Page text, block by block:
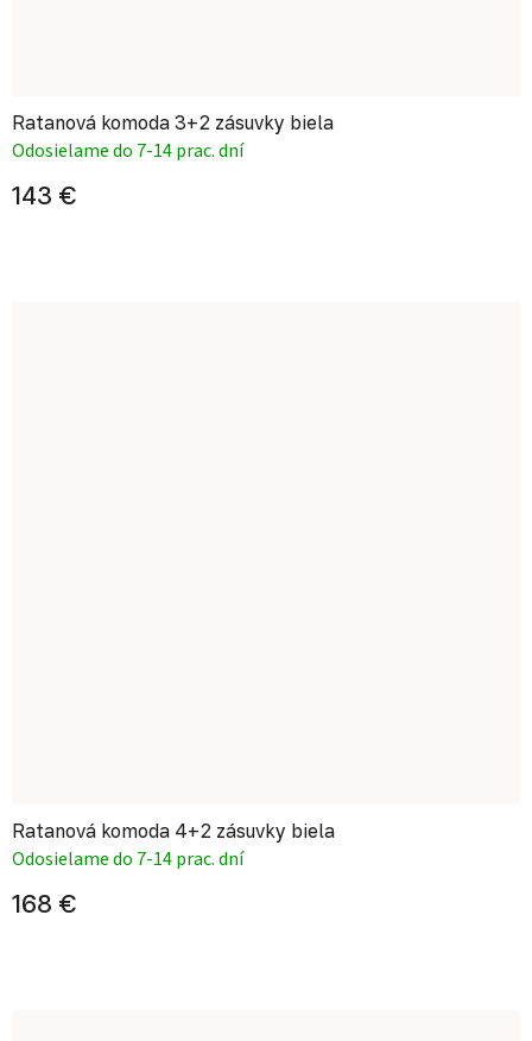
Ratanová komoda 3+2 zásuvky biela
Odosielame do 7-14 prac. dní
143 €
Ratanová komoda 4+2 zásuvky biela
Odosielame do 7-14 prac. dní
168 €